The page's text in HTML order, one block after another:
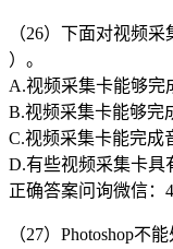
（26）下面对视频
）。
A.视频采集卡能够完
B.视频采集卡能够完
C.视频采集卡能完成
D.有些视频采集卡具
正确答案问询微信：
（27）Photoshop不